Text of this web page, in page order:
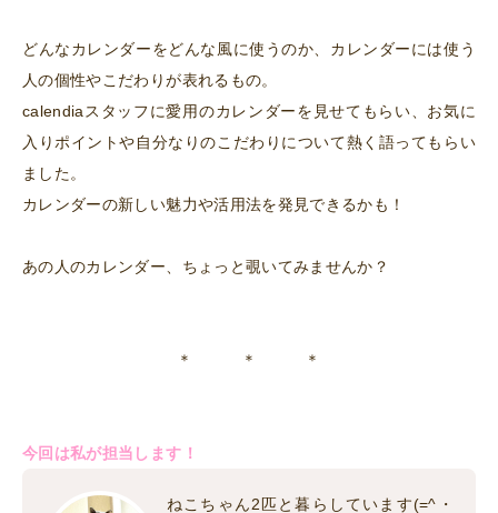
どんなカレンダーをどんな風に使うのか、カレンダーには使う
人の個性やこだわりが表れるもの。
calendiaスタッフに愛用のカレンダーを見せてもらい、お気に
入りポイントや自分なりのこだわりについて熱く語ってもらい
ました。
カレンダーの新しい魅力や活用法を発見できるかも！
あの人のカレンダー、ちょっと覗いてみませんか？
＊ ＊ ＊
今回は私が担当します！
ねこちゃん2匹と暮らしています(=^・